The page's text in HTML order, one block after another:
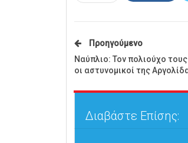
Προηγούμενο
Ναύπλιο: Τον πολιούχο
οι αστυνομικοί της
Διαβάστε Επίσης: